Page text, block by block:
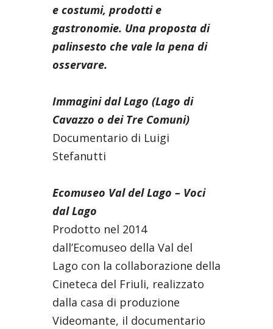
e costumi, prodotti e
gastronomie. Una proposta di
palinsesto che vale la pena di
osservare.
Immagini dal Lago (Lago di
Cavazzo o dei Tre Comuni)
Documentario di Luigi
Stefanutti
Ecomuseo Val del Lago – Voci
dal Lago
Prodotto nel 2014
dall’Ecomuseo della Val del
Lago con la collaborazione della
Cineteca del Friuli, realizzato
dalla casa di produzione
Videomante, il documentario